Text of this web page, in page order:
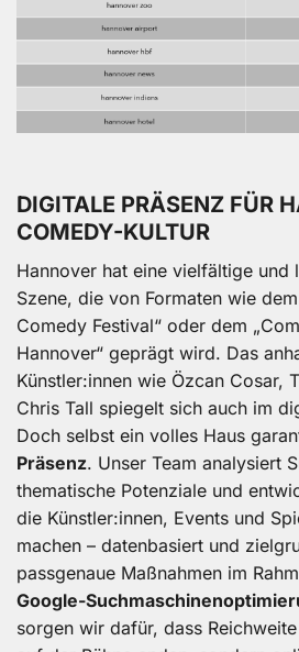
DIGITALE PRÄSENZ FÜR
COMEDY-KULTUR
Hannover hat eine vielfältige und
Szene, die von Formaten wie
Comedy Festival“ oder dem
Hannover“ geprägt wird. Das
Künstler:innen wie Özcan Cosar,
Chris Tall spiegelt sich auch im
Doch selbst ein volles Haus
Präsenz. Unser Team analysiert
thematische Potenziale und
die Künstler:innen, Events und
machen – datenbasiert und
passgenaue Maßnahmen im
Google-
sorgen wir dafür, dass